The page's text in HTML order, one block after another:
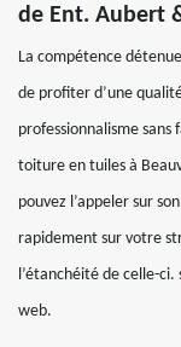
de Ent. Aubert
La compétence
de profiter d’une
professionnalisme sans
toiture en tuiles à
pouvez l’appeler sur
rapidement sur votre
l’étanchéité de celle-ci.
web.